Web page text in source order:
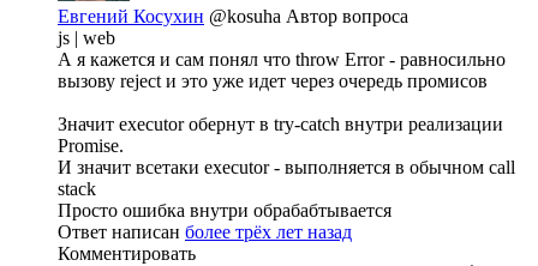
Евгений Косухин @kosuha Автор вопроса
js | web
А я кажется и сам понял что throw Error - равносильно
вызову reject и это уже идет через очередь промисов
Значит executor обернут в try-catch внутри реализации
Promise.
И значит всетаки executor - выполняется в обычном call
stack
Просто ошибка внутри обрабабтывается
Ответ написан более трёх лет назад
Комментировать